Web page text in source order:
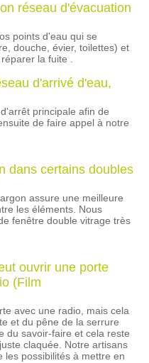
réseau d'évacuation
points d'eau qui se
douche, évier, toilettes) et
la fuite .
d'arrivé d'eau,
principale afin de
de faire appel à notre
dans certains doubles
assure une meilleure
les éléments. Nous
fenêtre double vitrage très
ouvrir une porte
(Film
avec une radio, mais cela
et du pêne de la serrure
du savoir-faire et cela reste
claquée. Notre artisans
les possibilités à mettre en